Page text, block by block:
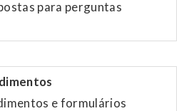
para perguntas
e formulários